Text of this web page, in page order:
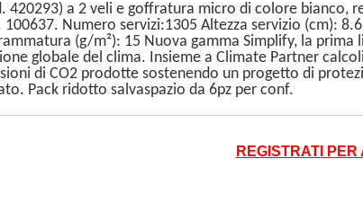
420293) a 2 veli e goffratura micro di colore bianco,
Numero servizi:1305 Altezza servizio (cm):
(g/m²): 15 Nuova gamma Simplify, la
globale del clima. Insieme a Climate Partner
di CO2 prodotte sostenendo un progetto di
Pack ridotto salvaspazio da 6pz per conf.
REGISTRATI